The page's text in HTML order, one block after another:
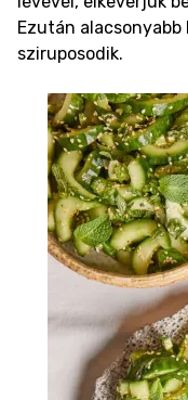
Ezután
sziruposodik.